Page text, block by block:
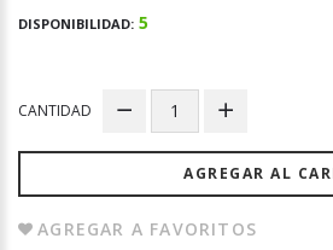
DISPONIBILIDAD: 5
CANTIDAD
AGREGAR AL
AGREGAR A FAVORITOS